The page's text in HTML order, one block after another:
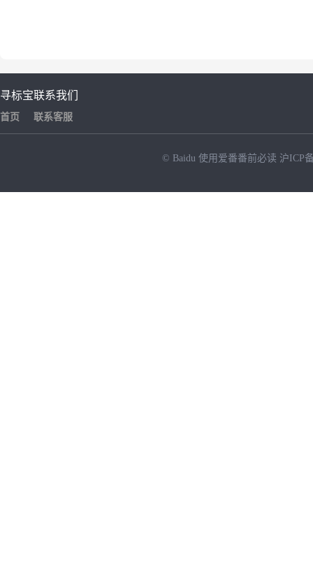
寻标宝
首页
联系我们
联系客服
© Baidu 使用爱番番前必读 沪ICP